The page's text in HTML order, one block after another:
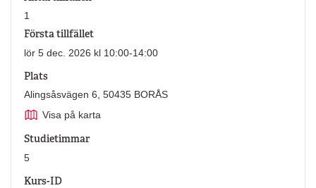
1
Första tillfället
lör 5 dec. 2026 kl 10:00-14:00
Plats
Alingsåsvägen 6, 50435 BORÅS
Visa på karta
Studietimmar
5
Kurs-ID